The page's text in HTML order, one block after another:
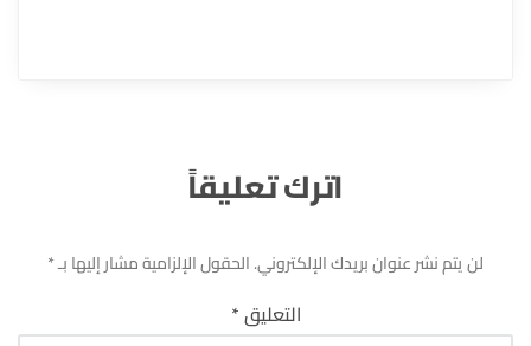
اترك تعليقاً
لن يتم نشر عنوان بريدك الإلكتروني.الحقول الإلزامية مشار إليها بـ*
التعليق*